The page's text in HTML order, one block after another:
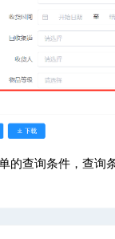
的查询条件，查